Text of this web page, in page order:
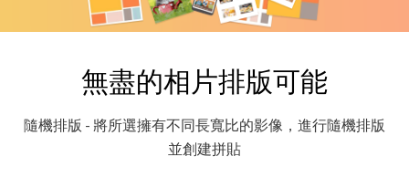
無盡的相片排版可能
隨機排版 - 將所選擁有不同長寬比的影像，進行隨機排版
並創建拼貼